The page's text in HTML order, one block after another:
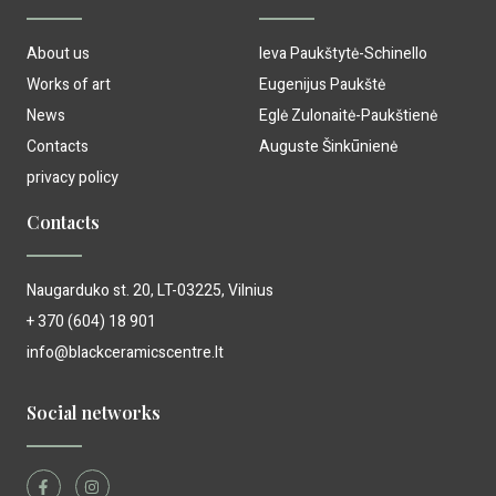
About us
Works of art
News
Contacts
privacy policy
Ieva Paukštytė-Schinello
Eugenijus Paukštė
Eglė Zulonaitė-Paukštienė
Auguste Šinkūnienė
Contacts
Naugarduko st. 20, LT-03225, Vilnius
+ 370 (604) 18 901
info@blackceramicscentre.lt
Social networks